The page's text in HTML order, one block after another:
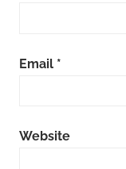
Email *
Website